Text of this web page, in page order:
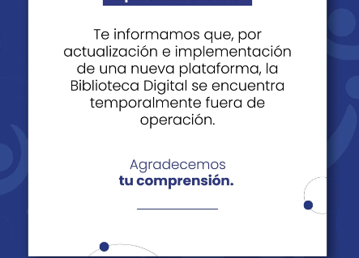
Recreación Educación Cultura
- Tarifas
Nuestras tarifas